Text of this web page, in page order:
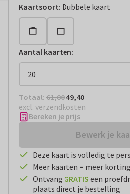
Kaartsoort: Dubbele kaart
Aantal kaarten:
Totaal: € 49,40
Totaal: 61,80 49,40
excl. verzendkosten
Bereken je prijs
Bewerk je
Deze kaart is volledig te
Meer kaarten = meer korting
Ontvang GRATIS een
plaats direct je bestelling